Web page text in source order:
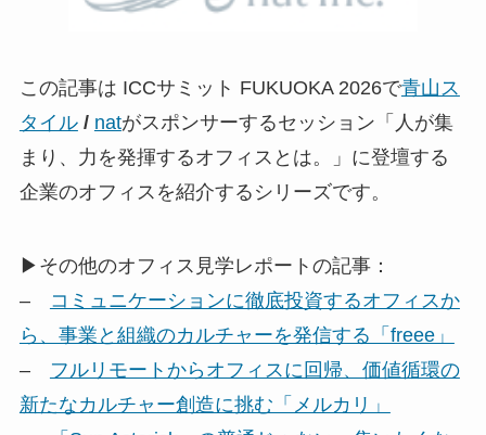
この記事は ICCサミット FUKUOKA 2026で青山ス
タイル/ natがスポンサーするセッション「人が集
まり、力を発揮するオフィスとは。」に登壇する
企業のオフィスを紹介するシリーズです。
▶その他のオフィス見学レポートの記事：
–
コミュニケーションに徹底投資するオフィスか
ら、事業と組織のカルチャーを発信する「freee」
–
フルリモートからオフィスに回帰、価値循環の
新たなカルチャー創造に挑む「メルカリ」